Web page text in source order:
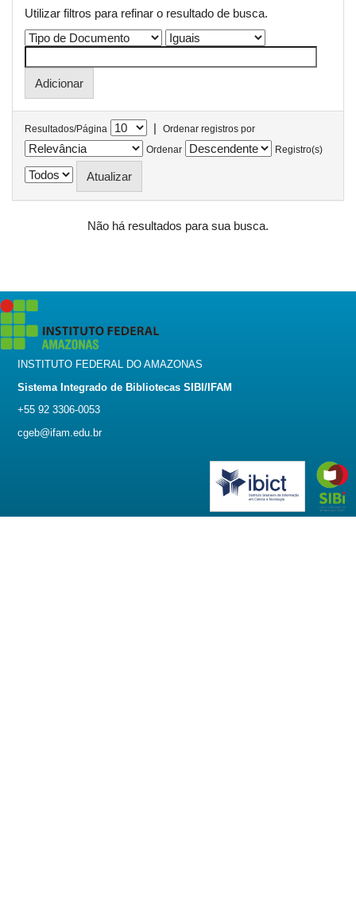
Utilizar filtros para refinar o resultado de busca.
Resultados/Página |
Ordenar registros por
Ordenar
Registro(s)
Não há resultados para sua busca.
INSTITUTO FEDERAL DO AMAZONAS
Sistema Integrado de Bibliotecas SIBI/IFAM
+55 92 3306-0053
cgeb@ifam.edu.br